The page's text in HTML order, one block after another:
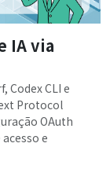
IA via
Codex CLI e
Protocol
OAuth
e